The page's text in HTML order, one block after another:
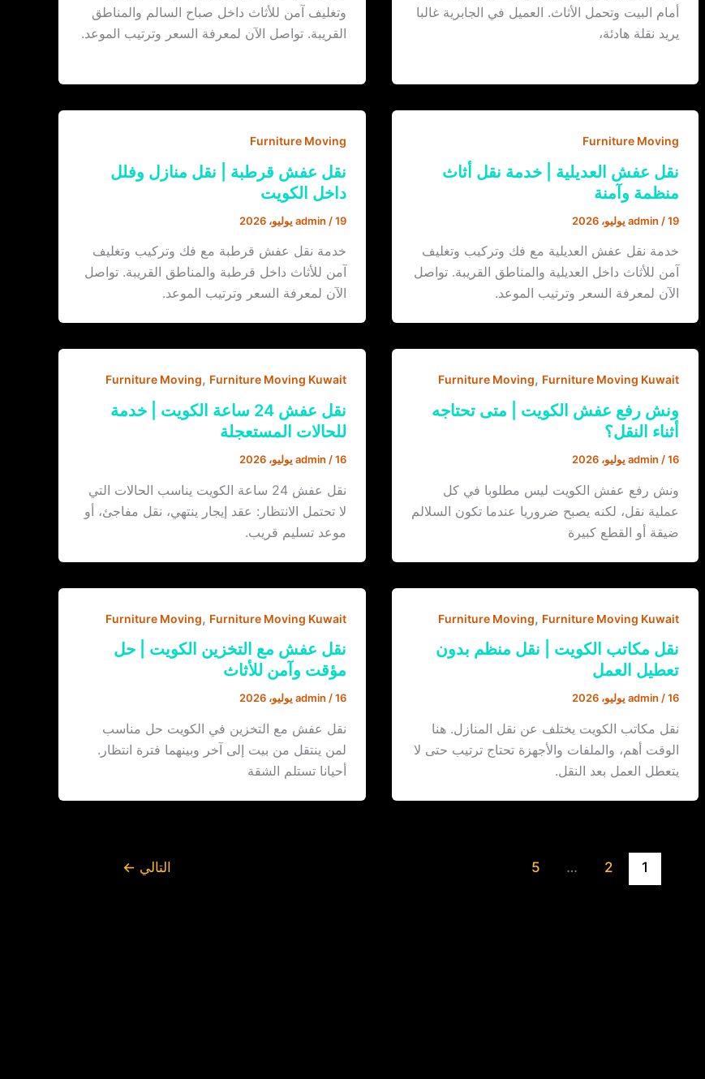
أمام البيت وتحمل الأثاث. العميل في الجابرية غالبا
يريد نقلة هادئة،
وتغليف آمن للأثاث داخل صباح السالم والمناطق
القريبة. تواصل الآن لمعرفة السعر وترتيب الموعد.
Furniture Moving
نقل عفش العديلية | خدمة نقل أثاث
منظمة وآمنة
admin /19 يوليو، 2026
خدمة نقل عفش العديلية مع فك وتركيب وتغليف
آمن للأثاث داخل العديلية والمناطق القريبة. تواصل
الآن لمعرفة السعر وترتيب الموعد.
Furniture Moving
نقل عفش قرطبة | نقل منازل وفلل
داخل الكويت
admin /19 يوليو، 2026
خدمة نقل عفش قرطبة مع فك وتركيب وتغليف
آمن للأثاث داخل قرطبة والمناطق القريبة. تواصل
الآن لمعرفة السعر وترتيب الموعد.
Furniture Moving, Furniture Moving Kuwait
ونش رفع عفش الكويت | متى تحتاجه
أثناء النقل؟
admin /16 يوليو، 2026
ونش رفع عفش الكويت ليس مطلوبا في كل
عملية نقل، لكنه يصبح ضروريا عندما تكون السلالم
ضيقة أو القطع كبيرة
Furniture Moving, Furniture Moving Kuwait
نقل عفش 24 ساعة الكويت | خدمة
للحالات المستعجلة
admin /16 يوليو، 2026
نقل عفش 24 ساعة الكويت يناسب الحالات التي
لا تحتمل الانتظار: عقد إيجار ينتهي، نقل مفاجئ، أو
موعد تسليم قريب.
Furniture Moving, Furniture Moving Kuwait
نقل مكاتب الكويت | نقل منظم بدون
تعطيل العمل
admin/16 يوليو، 2026
نقل مكاتب الكويت يختلف عن نقل المنازل. هنا
الوقت أهم، والملفات والأجهزة تحتاج ترتيب حتى لا
يتعطل العمل بعد النقل.
Furniture Moving, Furniture Moving Kuwait
نقل عفش مع التخزين الكويت | حل
مؤقت وآمن للأثاث
admin /16 يوليو، 2026
نقل عفش مع التخزين في الكويت حل مناسب
لمن ينتقل من بيت إلى آخر وبينهما فترة انتظار.
أحيانا تستلم الشقة
1
2
…
5 التالي ←